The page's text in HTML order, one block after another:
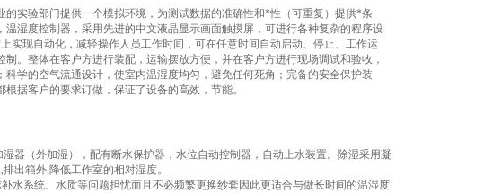
实验部门提供一个模拟环境，为测试数据的准确性和*性（可重复）提供*条
湿度控制器，采用先进的中文液晶显示画面触摸屏，可进行各种复杂的程序设
实现自动化，减轻操作人员工作时间，可在任意时间自动启动、停止、工作运
。整体在客户方进行装配，运输摆放方便，并在客户方进行现场调试和验收，
学的空气流通设计，使室内温湿度均匀，避免任何死角；完备的安全保护装
据客户的要求订做，保证了设备的高效，节能。
器（外加湿），配有断水保护器，水位自动控制器，自动上水装置。除湿采用凝
出箱外,降低工作室的相对湿度。
水系统、水质等问题担忧而且不必频繁更换纱套因此更适合与做长时间的温湿度